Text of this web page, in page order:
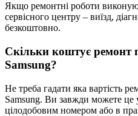
Якщо ремонтні роботи
сервісного центру – виїзд,
безкоштовно.
Скільки коштує ремонт
Samsung?
Не треба гадати яка вартість
Samsung. Ви завжди можете
цілодобовим номером або в